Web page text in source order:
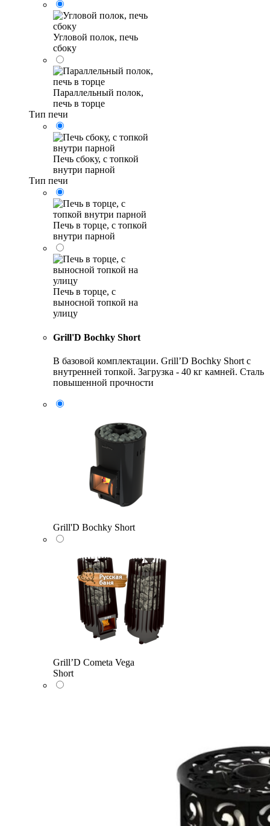
Угловой полок, печь
сбоку
Параллельный полок,
печь в торце
Тип печи
Печь сбоку, с топкой
внутри парной
Тип печи
Печь в торце, с топкой
внутри парной
Печь в торце, с
выносной топкой на
улицу
Grill'D Bochky Short
В базовой комплектации. Grill’D Bochky Short с
внутренней топкой. Загрузка - 40 кг камней. Сталь
повышенной прочности
Grill'D Bochky Short
Grill’D Cometa Vega
Short